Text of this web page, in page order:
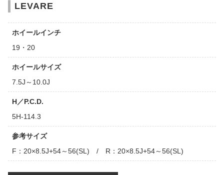
LEVARE
ホイールインチ
19・20
ホイールサイズ
7.5J～10.0J
H／P.C.D.
5H-114.3
参考サイズ
F：20×8.5J+54～56(SL) / R：20×8.5J+54～56(SL)